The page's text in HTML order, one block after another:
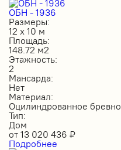
ОБН - 1936
Размеры:
12 х 10 м
Площадь:
148.72 м2
Этажность:
2
Мансарда:
Нет
Материал:
Оцилиндрованное бревно
Тип:
Дом
от 13 020 436 ₽
Подробнее